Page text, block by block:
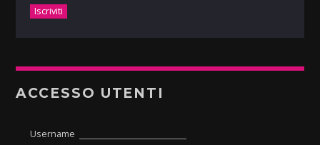
ACCESSO UTENTI
Username